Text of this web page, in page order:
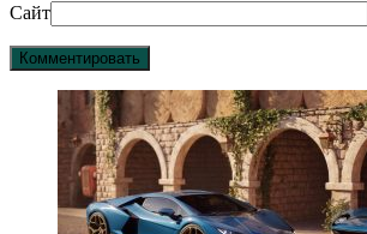
Сайт